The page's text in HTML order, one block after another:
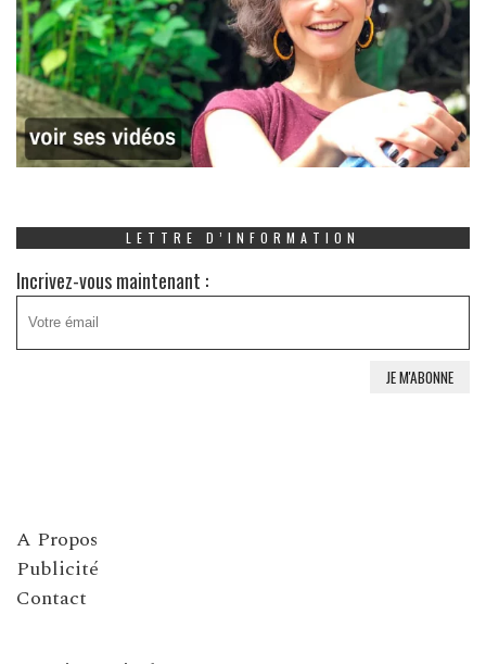
LETTRE D’INFORMATION
Incrivez-vous maintenant :
A Propos
Publicité
Contact